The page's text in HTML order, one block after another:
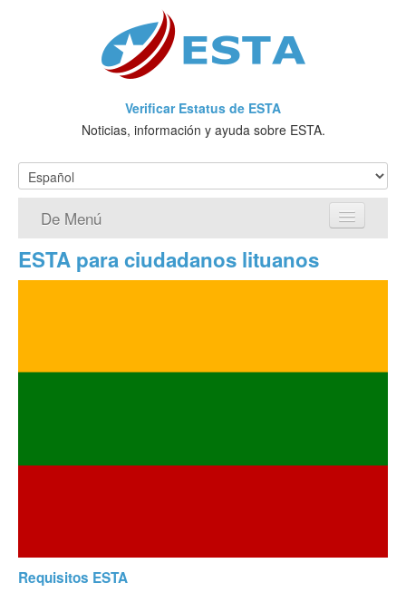
Verificar Estatus de ESTA
Noticias, información y ayuda sobre ESTA.
De Menú
Página de inicio
VWP
ESTA para ciudadanos lituanos
Requisitos ESTA